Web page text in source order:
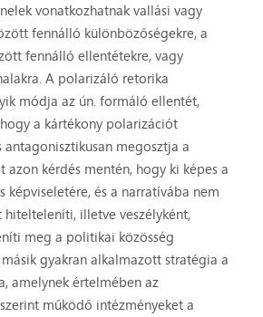
vonatkozhatnak vallási vagy
fennálló különbözőségekre, a
fennálló ellentétekre, vagy
A polarizáló retorika
módja az ún. formáló ellentét,
a kártékony polarizációt
megosztja a
azon kérdés mentén, hogy ki képes a
képviseletére, és a narratívába nem
hitelteleníti, illetve veszélyként,
meg a politikai közösség
gyakran alkalmazott stratégia a
amelynek értelmében az
működő intézményeket a